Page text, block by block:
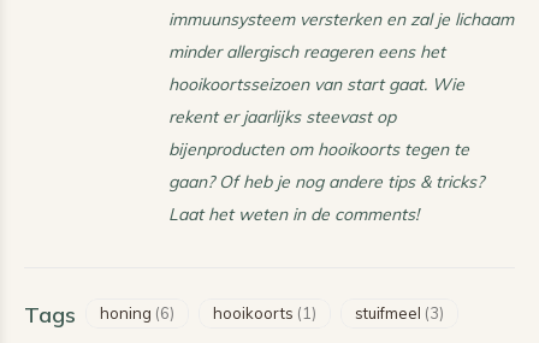
immuunsysteem versterken en zal je lichaam
minder allergisch reageren eens het
hooikoortsseizoen van start gaat. Wie
rekent er jaarlijks steevast op
bijenproducten om hooikoorts tegen te
gaan? Of heb je nog andere tips & tricks?
Laat het weten in de comments!
Tags honing (6) hooikoorts (1) stuifmeel (3)